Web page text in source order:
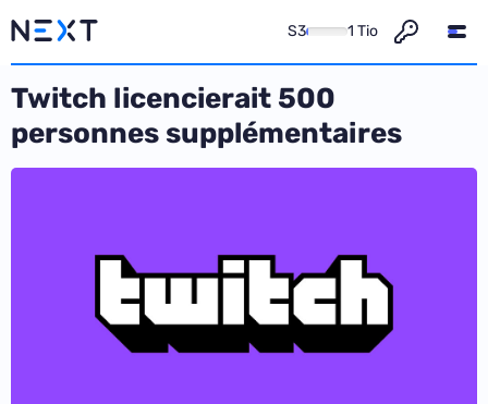
S3 1 Tio
Twitch licencierait 500
personnes supplémentaires